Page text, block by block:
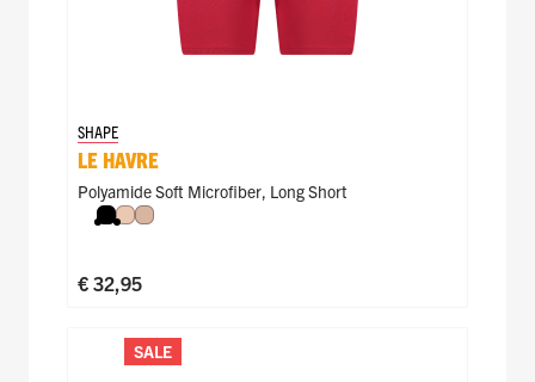
SHAPE
LE HAVRE
Polyamide Soft Microfiber, Long Short
Zwart
NudeCaffè Latte
€ 32,95
SALE